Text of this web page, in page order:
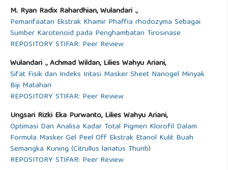
M. Ryan Radix Rahardhian, Wulandari .,
Pemanfaatan Ekstrak Khamir Phaffia rhodozyma Sebagai
Sumber Karotenoid pada Penghambatan Tirosinase
REPOSITORY STIFAR: Peer Review
Wulandari ., Achmad Wildan, Lilies Wahyu Ariani,
Sifat Fisik dan Indeks Iritasi Masker Sheet Nanogel Minyak
Biji Matahari
REPOSITORY STIFAR: Peer Review
Ungsari Rizki Eka Purwanto, Lilies Wahyu Ariani,
Optimasi Dan Analisa Kadar Total Pigmen Klorofil Dalam
Formula Masker Gel Peel Off Ekstrak Etanol Kulit Buah
Semangka Kuning (Citrullus lanatus Thunb)
REPOSITORY STIFAR: Peer Review